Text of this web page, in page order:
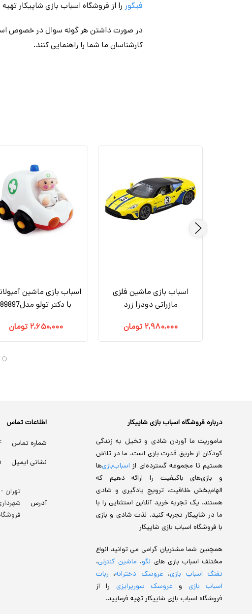
فیگور را از فروشگاه اسباب بازی شاپیکار
در صورت داشتن هر گونه سوال در خصوص
کارشناسان ما شما را راهنمایی کنند.
اسباب بازی ماشین
با دکتر تولو مدل89897
۲,۶۵۰,۰۰۰ تومان
اسباب بازی ماشین فلزی
مازراتی دودزا زرد
۲,۹۸۰,۰۰۰ تومان
درباره فروشگاه اسباب بازی شاپیکار
ماموریت ما آوردن شادی و تخیل به زندگی
کودکان از طریق قدرت بازی است. ما در تلاش
هستیم تا مجموعه گسترده‌ای از اسباب‌بازی‌ها
و بازی‌های باکیفیت را ارائه دهیم که
الهام‌بخش خلاقیت، ترویج یادگیری و شادی
هستند. یک تجربه خرید آنلاین استثنایی را با
ما در شاپیکار تجربه کنید. لذت شادی و بازی
با فروشگاه اسباب بازی شاپیکار
همچنین شما مشتریان گرامی می توانید انواع
مختلف اسباب بازی های لگو، ماشین کنترلی،
تفنگ اسباب بازی، عروسک دخترانه، ربات
اسباب بازی و عروسک سورپرایزی را از
فروشگاه اسباب بازی شاپیکار تهیه فرمایید.
اطلاعات تماس
شماره تماس
نشانی ایمیل
آدرس
تهران